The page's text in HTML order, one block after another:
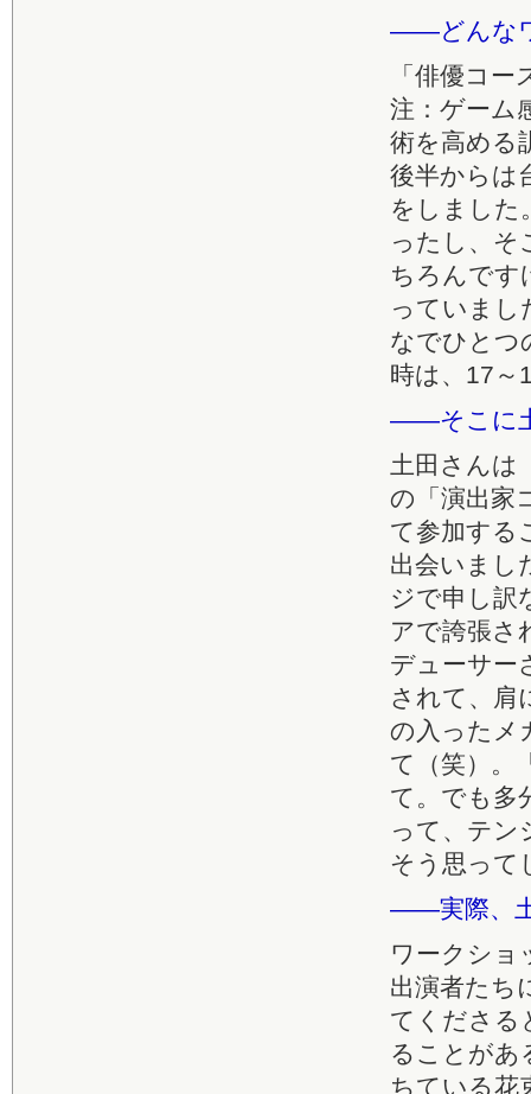
――どんな
「俳優コ
注：ゲーム
術を高める
後半からは
をしました
ったし、そ
ちろんです
っていまし
なでひとつ
時は、17～
――そこに
土田さんは
の「演出家
て参加する
出会いまし
ジで申し訳
アで誇張さ
デューサー
されて、肩
の入ったメ
て（笑）。
て。でも多
って、テン
そう思って
――実際、
ワークショ
出演者たち
てくださる
ることがあ
ちている花